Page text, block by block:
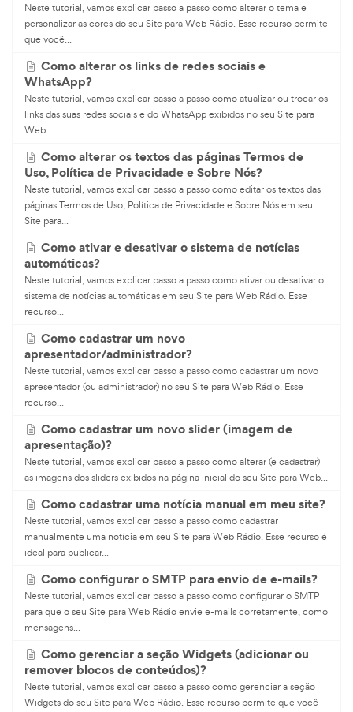
Neste tutorial, vamos explicar passo a passo como alterar o tema e
personalizar as cores do seu Site para Web Rádio. Esse recurso permite
que você...
Como alterar os links de redes sociais e
WhatsApp?
Neste tutorial, vamos explicar passo a passo como atualizar ou trocar os
links das suas redes sociais e do WhatsApp exibidos no seu Site para
Web...
Como alterar os textos das páginas Termos de
Uso, Política de Privacidade e Sobre Nós?
Neste tutorial, vamos explicar passo a passo como editar os textos das
páginas Termos de Uso, Política de Privacidade e Sobre Nós em seu
Site para...
Como ativar e desativar o sistema de notícias
automáticas?
Neste tutorial, vamos explicar passo a passo como ativar ou desativar o
sistema de notícias automáticas em seu Site para Web Rádio. Esse
recurso...
Como cadastrar um novo
apresentador/administrador?
Neste tutorial, vamos explicar passo a passo como cadastrar um novo
apresentador (ou administrador) no seu Site para Web Rádio. Esse
recurso...
Como cadastrar um novo slider (imagem de
apresentação)?
Neste tutorial, vamos explicar passo a passo como alterar (e cadastrar)
as imagens dos sliders exibidos na página inicial do seu Site para Web...
Como cadastrar uma notícia manual em meu site?
Neste tutorial, vamos explicar passo a passo como cadastrar
manualmente uma notícia em seu Site para Web Rádio. Esse recurso é
ideal para publicar...
Como configurar o SMTP para envio de e-mails?
Neste tutorial, vamos explicar passo a passo como configurar o SMTP
para que o seu Site para Web Rádio envie e-mails corretamente, como
mensagens...
Como gerenciar a seção Widgets (adicionar ou
remover blocos de conteúdos)?
Neste tutorial, vamos explicar passo a passo como gerenciar a seção
Widgets do seu Site para Web Rádio. Esse recurso permite que você